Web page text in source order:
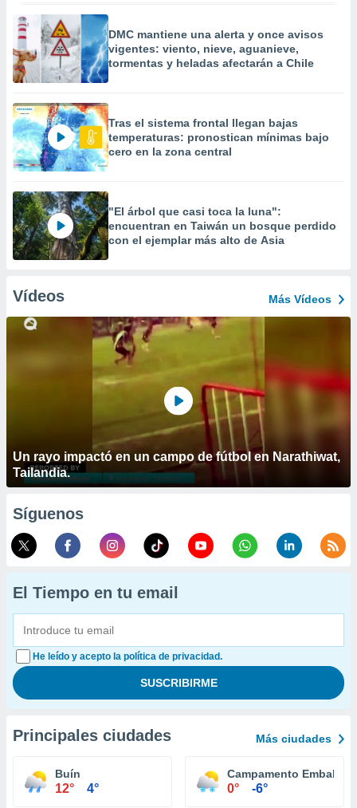
DMC mantiene una alerta y once avisos
vigentes: viento, nieve, aguanieve,
tormentas y heladas afectarán a Chile
Tras el sistema frontal llegan bajas
temperaturas: pronostican mínimas bajo
cero en la zona central
"El árbol que casi toca la luna":
encuentran en Taiwán un bosque perdido
con el ejemplar más alto de Asia
Vídeos Más Vídeos
Un rayo impactó en un campo de fútbol en Narathiwat,
Tailandia.
Síguenos
El Tiempo en tu email
He leído y acepto la política de privacidad.
Principales ciudades Más ciudades
Buín
12° 4°
Campamento Embalse
0° -6°